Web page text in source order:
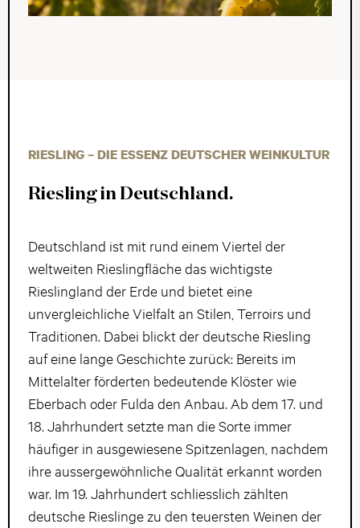
RIESLING – DIE ESSENZ DEUTSCHER WEINKULTUR
Riesling in Deutschland.
Deutschland ist mit rund einem Viertel der
weltweiten Rieslingfläche das wichtigste
Rieslingland der Erde und bietet eine
unvergleichliche Vielfalt an Stilen, Terroirs und
Traditionen. Dabei blickt der deutsche Riesling
auf eine lange Geschichte zurück: Bereits im
Mittelalter förderten bedeutende Klöster wie
Eberbach oder Fulda den Anbau. Ab dem 17. und
18. Jahrhundert setzte man die Sorte immer
häufiger in ausgewiesene Spitzenlagen, nachdem
ihre aussergewöhnliche Qualität erkannt worden
war. Im 19. Jahrhundert schliesslich zählten
deutsche Rieslinge zu den teuersten Weinen der